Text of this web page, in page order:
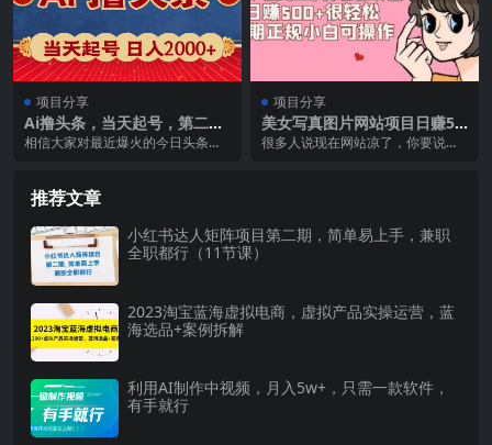
项目分享
Ai撸头条，当天起号，第二天
见收益，日入2000+
相信大家对最近爆火的今日头条项
项目分享
美女写真图片网站项目日赚50
0 很轻松，长期正规小白可操
很多人说现在网站凉了，你要说准
推荐文章
小红书达人矩阵项目第二期，简单易上手，兼职
全职都行（11节课）
2023淘宝蓝海虚拟电商，虚拟产品实操运营，蓝
海选品+案例拆解
利用AI制作中视频，月入5w+，只需一款软件，
有手就行